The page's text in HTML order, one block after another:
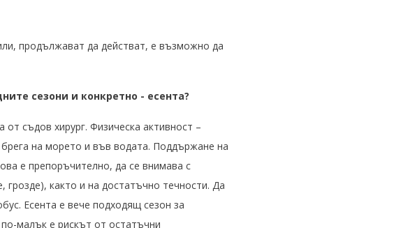
продължават да действат, е възможно да
сезони и конкретно - есента?
съдов хирург. Физическа активност –
на морето и във водата. Поддържане на
е препоръчително, да се внимава с
грозде), както и на достатъчно течности. Да
Есента е вече подходящ сезон за
малък е рискът от остатъчни